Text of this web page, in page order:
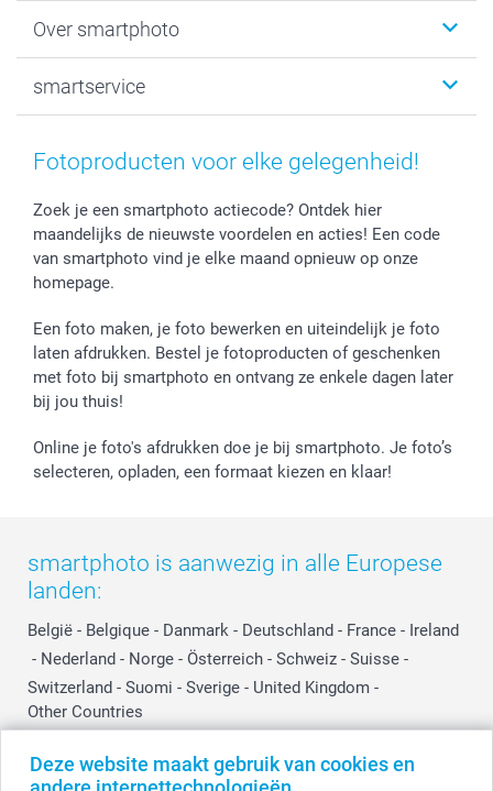
Deze website maakt gebruik van cookies en
Fotoprints, Fotoposter & Fotoalbum met fotoprints
MyNameBook
Stickers en Etiketten
Fotokalenders & Fotoagenda's
Baby
Communie- en Lentefeest
Geschenken voor hem
Moederdag
Vaderdag
Verjaardag
Geboorte
Over smartphoto
Duurzaamheid
Voorwaarden
Klachtenregeling
Wettelijke garantie
Privacybeleid
Cookiebeleid
Prijslijst
Jobs & Stages
Investor Relations
smartservice
smartgarantie
Betalingsmogelijkheden
Grote bestellingen
Levering
Mijn orderstatus
smartfriends
Fotoproducten voor elke gelegenheid!
Zoek je een smartphoto actiecode? Ontdek hier
maandelijks de nieuwste voordelen en acties! Een code
van smartphoto vind je elke maand opnieuw op onze
homepage.
Een foto maken, je foto bewerken en uiteindelijk je foto
laten afdrukken. Bestel je fotoproducten of geschenken
met foto bij smartphoto en ontvang ze enkele dagen later
bij jou thuis!
Online je foto's afdrukken doe je bij smartphoto. Je foto’s
selecteren, opladen, een formaat kiezen en klaar!
smartphoto is aanwezig in alle Europese
landen:
België - Belgique - Danmark - Deutschland - France - Ireland
- Nederland - Norge - Österreich - Schweiz - Suisse -
Switzerland - Suomi - Sverige - United Kingdom -
Other Countries